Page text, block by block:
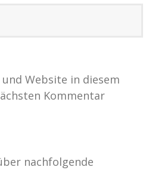
und Website in diesem
Kommentar
nachfolgende